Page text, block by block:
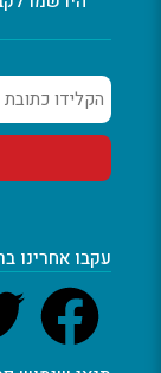
עקבו אחרינו